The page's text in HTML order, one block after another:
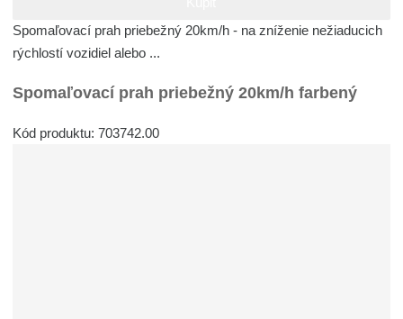
Spomaľovací prah priebežný 20km/h - na zníženie nežiaducich
rýchlostí vozidiel alebo ...
Spomaľovací prah priebežný 20km/h farbený
Kód produktu: 703742.00